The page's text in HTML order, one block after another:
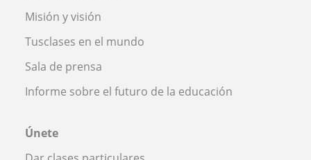
Misión y visión
Tusclases en el mundo
Sala de prensa
Informe sobre el futuro de la educación
Únete